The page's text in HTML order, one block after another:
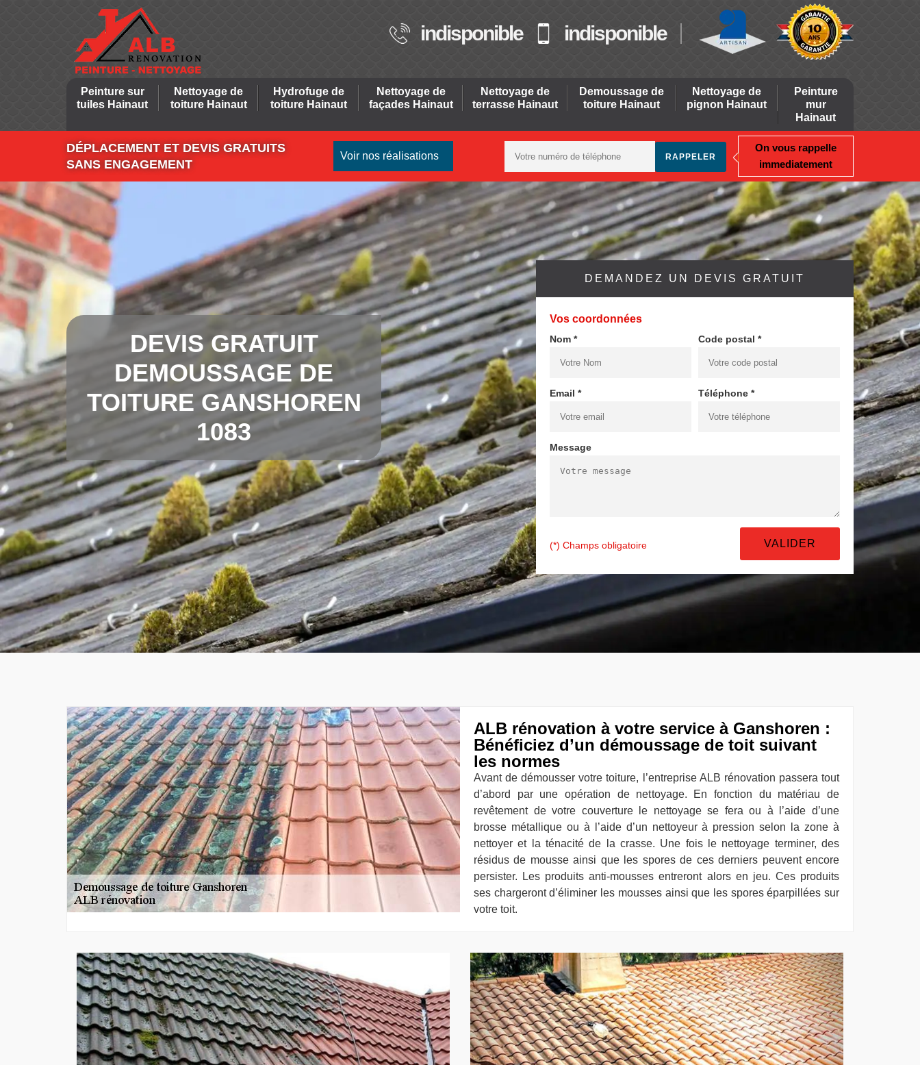
indisponible indisponible
Peinture sur
tuiles Hainaut
Nettoyage de
toiture Hainaut
Hydrofuge de
toiture Hainaut
Nettoyage de
façades Hainaut
Nettoyage de
terrasse Hainaut
Demoussage de
toiture Hainaut
Nettoyage de
pignon Hainaut
Peinture
mur
Hainaut
DÉPLACEMENT ET DEVIS GRATUITS
SANS ENGAGEMENT
Voir nos réalisations
On vous rappelle
immediatement
DEVIS GRATUIT
DEMOUSSAGE DE
TOITURE GANSHOREN
1083
DEMANDEZ UN DEVIS GRATUIT
Vos coordonnées
Nom * Code postal *
Email * Téléphone *
Message
(*) Champs obligatoire
ALB rénovation à votre service à Ganshoren :
Bénéficiez d’un démoussage de toit suivant
les normes
Avant de démousser votre toiture, l’entreprise ALB rénovation passera tout
d’abord par une opération de nettoyage. En fonction du matériau de
revêtement de votre couverture le nettoyage se fera ou à l’aide d’une
brosse métallique ou à l’aide d’un nettoyeur à pression selon la zone à
nettoyer et la ténacité de la crasse. Une fois le nettoyage terminer, des
résidus de mousse ainsi que les spores de ces derniers peuvent encore
persister. Les produits anti-mousses entreront alors en jeu. Ces produits
ses chargeront d’éliminer les mousses ainsi que les spores éparpillées sur
votre toit.